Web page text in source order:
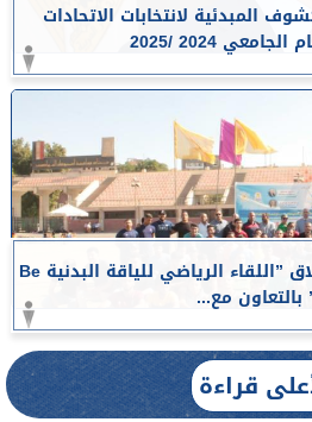
المبدئية لانتخابات الاتحادات
2024 /2025
جامعة أسيوط تشهد انطلاق ”اللقاء الرياضي للياقة البدنية Be
قراءة